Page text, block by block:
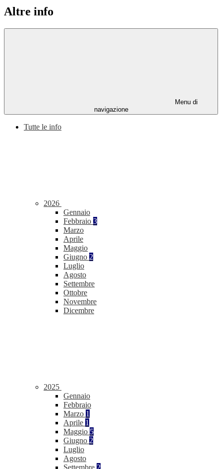
Altre info
Menu di
navigazione
Tutte le info
2026
Gennaio
Febbraio 3
Marzo
Aprile
Maggio
Giugno 2
Luglio
Agosto
Settembre
Ottobre
Novembre
Dicembre
2025
Gennaio
Febbraio
Marzo 1
Aprile 1
Maggio 5
Giugno 2
Luglio
Agosto